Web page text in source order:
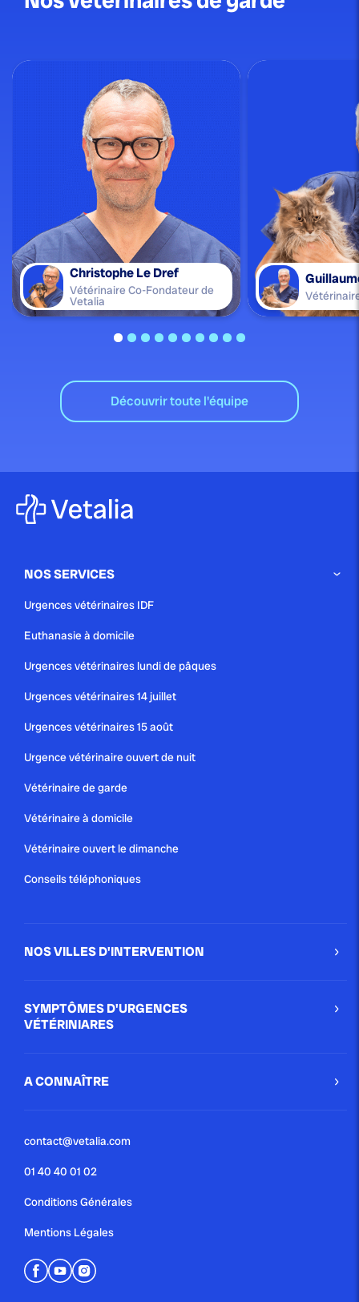
Christophe Le Dref
Vétérinaire Co-Fondateur de
Vetalia
Découvrir toute l'équipe
NOS SERVICES
Urgences vétérinaires IDF
Euthanasie à domicile
Urgences vétérinaires lundi de pâques
Urgences vétérinaires 14 juillet
Urgences vétérinaires 15 août
Urgence vétérinaire ouvert de nuit
Vétérinaire de garde
Vétérinaire à domicile
Vétérinaire ouvert le dimanche
Conseils téléphoniques
NOS VILLES D'INTERVENTION
SYMPTÔMES D'URGENCES
VÉTÉRINIARES
A CONNAÎTRE
contact@vetalia.com
01 40 40 01 02
Conditions Générales
Mentions Légales